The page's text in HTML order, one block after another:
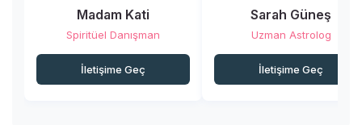
Madam Kati
Spiritüel Danışman
İletişime Geç
Sarah Güneş
Uzman Astrolog
İletişime Geç